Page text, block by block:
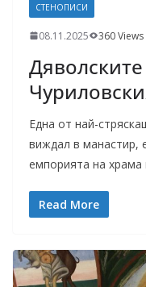
СТЕНОПИСИ
08.11.2025 360 Views
Една от най-
виждал в манастир,
емпорията на храма
Read More